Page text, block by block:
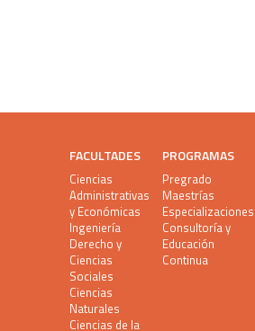
FACULTADES
Ciencias
Administrativas
y Económicas
Ingeniería
Derecho y
Ciencias
Sociales
Ciencias
Naturales
Ciencias de la
PROGRAMAS
Pregrado
Maestrías
Especializaciones
Consultoría y
Educación
Continua